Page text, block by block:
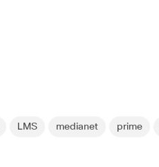
LMS medianet prime